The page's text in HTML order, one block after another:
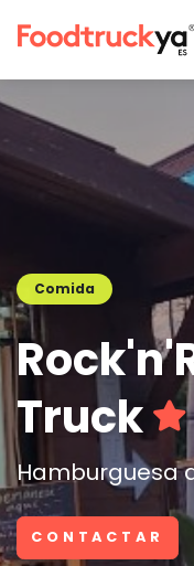
Comida
Truck
Hamburguesa
CONTACTAR